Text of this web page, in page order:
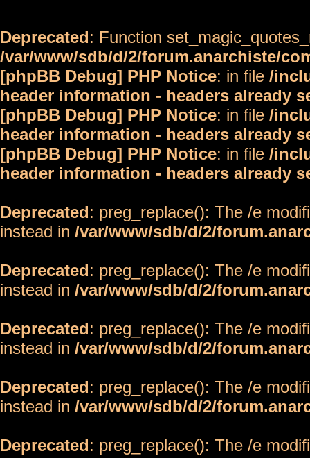
Deprecated: Function
/var/www/sdb/d/2/forum.anarchiste/
[phpBB Debug] PHP Notice: in file /
header information - headers already
[phpBB Debug] PHP Notice: in file /
header information - headers already
[phpBB Debug] PHP Notice: in file /
header information - headers already
Deprecated: preg_replace(): The /e
instead in /var/www/sdb/d/2/
Deprecated: preg_replace(): The /e
instead in /var/www/sdb/d/2/
Deprecated: preg_replace(): The /e
instead in /var/www/sdb/d/2/
Deprecated: preg_replace(): The /e
instead in /var/www/sdb/d/2/
Deprecated: preg_replace(): The /e